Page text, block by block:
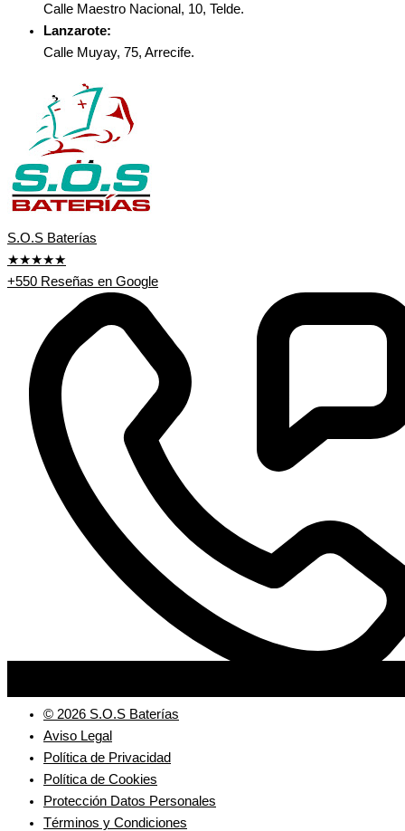
Calle Maestro Nacional, 10, Telde.
Lanzarote:
Calle Muyay, 75, Arrecife.
S.O.S Baterías
★★★★★
+550 Reseñas en Google
© 2026 S.O.S Baterías
Aviso Legal
Política de Privacidad
Política de Cookies
Protección Datos Personales
Términos y Condiciones